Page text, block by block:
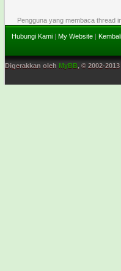
Pengguna yang membaca thread
Hubungi Kami | My Website |
Digerakkan oleh MyBB, © 2002-2013